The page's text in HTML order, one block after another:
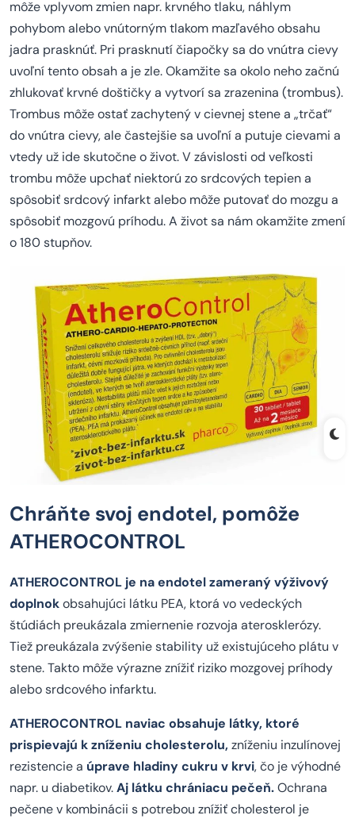
môže vplyvom zmien napr. krvného tlaku, náhlym
pohybom alebo vnútorným tlakom mazľavého obsahu
jadra prasknúť. Pri prasknutí čiapočky sa do vnútra cievy
uvoľní tento obsah a je zle. Okamžite sa okolo neho začnú
zhlukovať krvné doštičky a vytvorí sa zrazenina (trombus).
Trombus môže ostať zachytený v cievnej stene a „trčať“
do vnútra cievy, ale častejšie sa uvoľní a putuje cievami a
vtedy už ide skutočne o život. V závislosti od veľkosti
trombu môže upchať niektorú zo srdcových tepien a
spôsobiť srdcový infarkt alebo môže putovať do mozgu a
spôsobiť mozgovú príhodu. A život sa nám okamžite zmení
o 180 stupňov.
Chráňte svoj endotel, pomôže
ATHEROCONTROL
ATHEROCONTROL je na endotel zameraný výživový
doplnokobsahujúci látku PEA, ktorá vo vedeckých
štúdiách preukázala zmiernenie rozvoja aterosklerózy.
Tiež preukázala zvýšenie stability už existujúceho plátu v
stene. Takto môže výrazne znížiť riziko mozgovej príhody
alebo srdcového infarktu.
ATHEROCONTROL naviac obsahuje látky, ktoré
prispievajú k zníženiu cholesterolu,zníženiu inzulínovej
rezistencie a úprave hladiny cukru v krvi, čo je výhodné
napr. u diabetikov.Aj látku chrániacu pečeň.Ochrana
pečene v kombinácii s potrebou znížiť cholesterol je